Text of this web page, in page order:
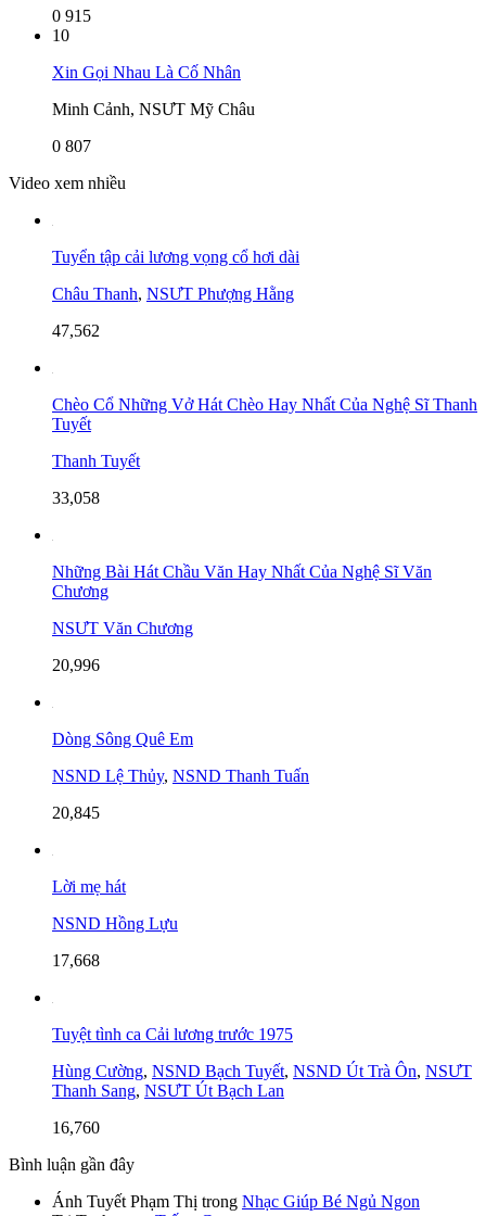
0 915
10
Xin Gọi Nhau Là Cố Nhân
Minh Cảnh, NSƯT Mỹ Châu
0 807
Video xem nhiều
Tuyển tập cải lương vọng cổ hơi dài
Châu Thanh, NSƯT Phượng Hằng
47,562
Chèo Cổ Những Vở Hát Chèo Hay Nhất Của Nghệ Sĩ Thanh
Tuyết
Thanh Tuyết
33,058
Những Bài Hát Chầu Văn Hay Nhất Của Nghệ Sĩ Văn
Chương
NSƯT Văn Chương
20,996
Dòng Sông Quê Em
NSND Lệ Thủy, NSND Thanh Tuấn
20,845
Lời mẹ hát
NSND Hồng Lựu
17,668
Tuyệt tình ca Cải lương trước 1975
Hùng Cường, NSND Bạch Tuyết, NSND Út Trà Ôn, NSƯT
Thanh Sang, NSƯT Út Bạch Lan
16,760
Bình luận gần đây
Ánh Tuyết Phạm Thị trong Nhạc Giúp Bé Ngủ Ngon